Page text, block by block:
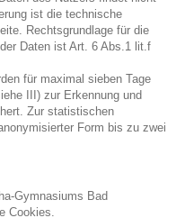
ist die technische
Rechtsgrundlage für die
Daten ist Art. 6 Abs.1 lit.f
für maximal sieben Tage
III) zur Erkennung und
Zur statistischen
Form bis zu zwei
Gymnasiums Bad
Cookies.